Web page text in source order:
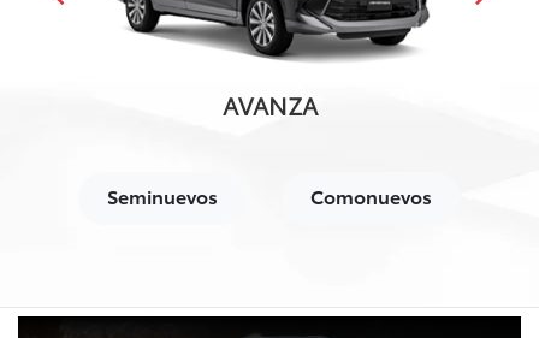
AVANZA
Seminuevos Comonuevos